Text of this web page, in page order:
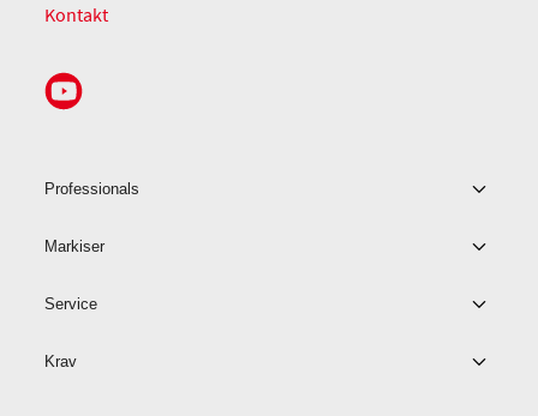
Kontakt
Professionals
Markiser
Service
Krav